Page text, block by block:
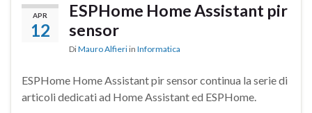
APR
12
ESPHome Home Assistant pir
sensor
DiMauro Alfieri in Informatica
ESPHome Home Assistant pir sensor continua la serie di
articoli dedicati ad Home Assistant ed ESPHome.